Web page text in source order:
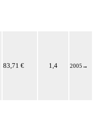
83,71 € 1,4 2005 →